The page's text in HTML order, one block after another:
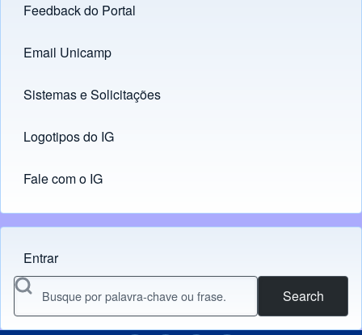
Footer menu
Feedback do Portal
Links
Email Unicamp
(opens in new tab)
Sistemas e Solicitações
(opens in new tab)
Logotipos do IG
(opens in new tab)
Fale com o IG
Menu do usuário
Entrar
Search